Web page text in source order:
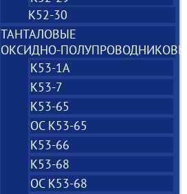
К52-30
ТАНТАЛОВЫЕ
К53-1А
К53-7
К53-65
ОС К53-65
К53-66
К53-68
ОС К53-68